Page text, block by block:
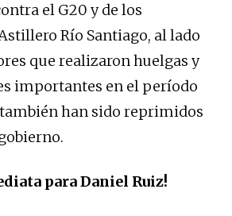
el G20 y de los
Río Santiago, al lado
que realizaron huelgas y
importantes en el período
han sido reprimidos
para Daniel Ruiz!